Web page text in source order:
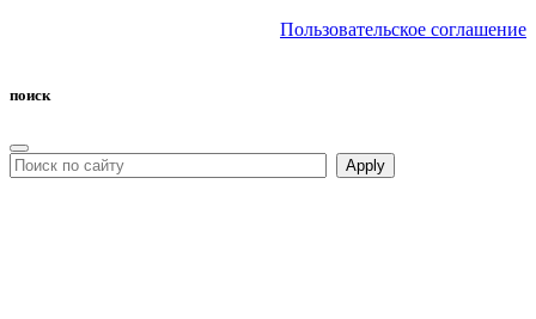
Пользовательское соглашение
поиск